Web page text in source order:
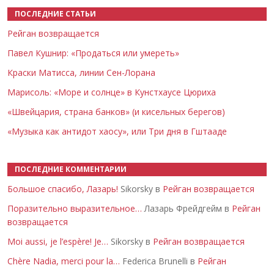
ПОСЛЕДНИЕ СТАТЬИ
Рейган возвращается
Павел Кушнир: «Продаться или умереть»
Краски Матисса, линии Сен-Лорана
Марисоль: «Море и солнце» в Кунстхаусе Цюриха
«Швейцария, страна банков» (и кисельных берегов)
«Музыка как антидот хаосу», или Три дня в Гштааде
ПОСЛЕДНИЕ КОММЕНТАРИИ
Большое спасибо, Лазарь! Sikorsky в Рейган возвращается
Поразительно выразительное… Лазарь Фрейдгейм в Рейган
возвращается
Moi aussi, je l’espère! Je… Sikorsky в Рейган возвращается
Chère Nadia, merci pour la… Federica Brunelli в Рейган